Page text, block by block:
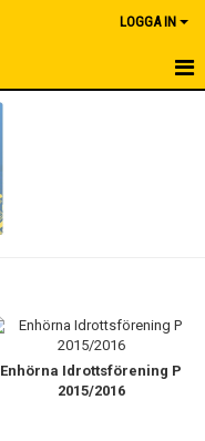
LOGGA IN
Enhörna Idrottsförening P
2015/2016